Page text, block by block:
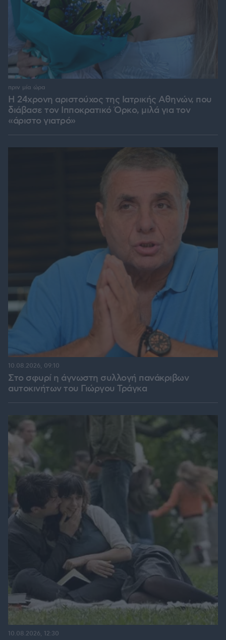
Η 24χρονη αριστούχος της Ιατρικής Αθηνών, που
διάβασε τον Ιπποκρατικό Όρκο, μιλά για τον
«άριστο γιατρό»
πριν μία ώρα
Στο σφυρί η άγνωστη συλλογή πανάκριβων
αυτοκινήτων του Γιώργου Τράγκα
10.08.2026, 09:10
10.08.2026, 12:30